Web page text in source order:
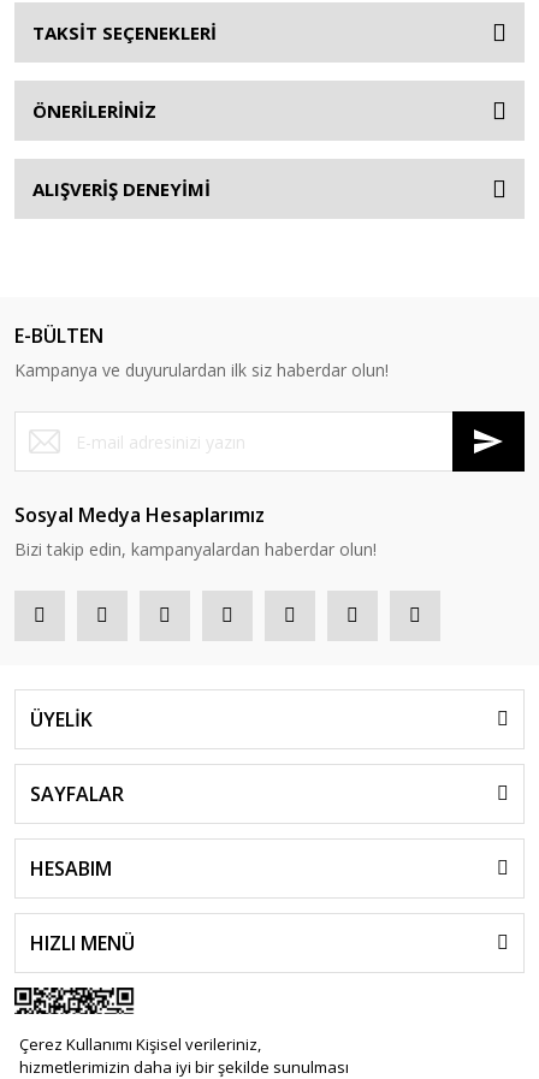
Çerez Kullanımı Kişisel verileriniz,
hizmetlerimizin daha iyi bir şekilde sunulması
TAKSİT SEÇENEKLERİ
ÖNERİLERİNİZ
ALIŞVERİŞ DENEYİMİ
E-BÜLTEN
Kampanya ve duyurulardan ilk siz haberdar olun!
Sosyal Medya Hesaplarımız
Bizi takip edin, kampanyalardan haberdar olun!
ÜYELİK
SAYFALAR
HESABIM
HIZLI MENÜ